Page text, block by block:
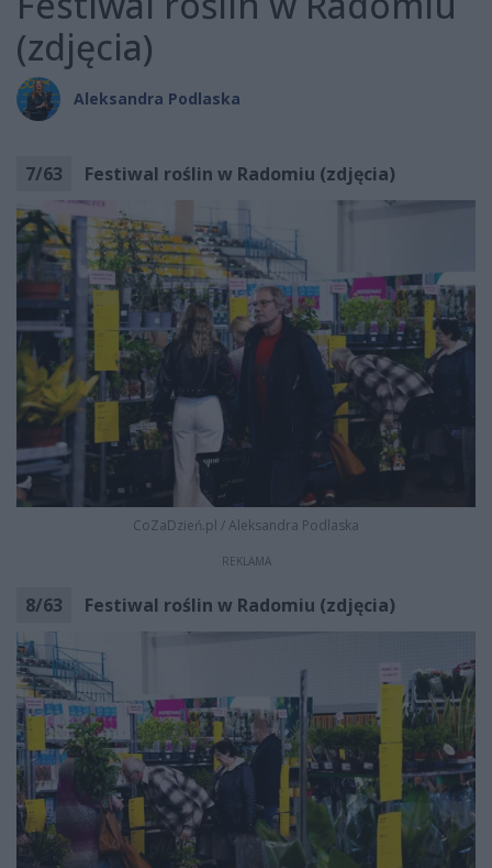
(zdjęcia)
Aleksandra Podlaska
7/63 Festiwal roślin w Radomiu (zdjęcia)
CoZaDzień.pl /Aleksandra Podlaska
REKLAMA
8/63 Festiwal roślin w Radomiu (zdjęcia)